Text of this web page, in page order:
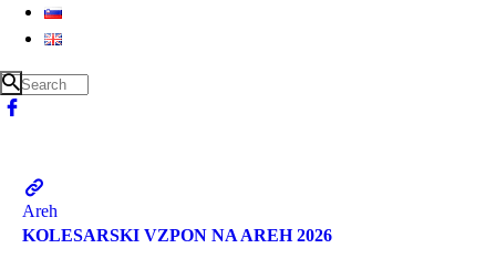
Areh
KOLESARSKI VZPON NA AREH 2026